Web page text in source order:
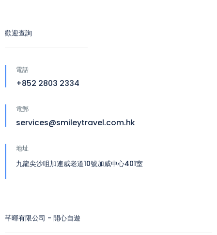
歡迎查詢
電話
+852 2803 2334
電郵
services@smileytravel.com.hk
地址
九龍尖沙咀加連威老道10號加威中心401室
芊暉有限公司 - 開心自遊